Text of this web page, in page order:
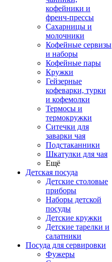
кофейники и
френч-прессы
Сахарницы и
молочники
Кофейные сервизы
и наборы
Кофейные пары
Кружки
Гейзерные
кофеварки, турки
и кофемолки
Термосы и
термокружки
Ситечки для
заварки чая
Подстаканники
Шкатулки для чая
Ещё
Детская посуда
Детские столовые
приборы
Наборы детской
посуды
Детские кружки
Детские тарелки и
салатники
Посуда для сервировки
Фужеры